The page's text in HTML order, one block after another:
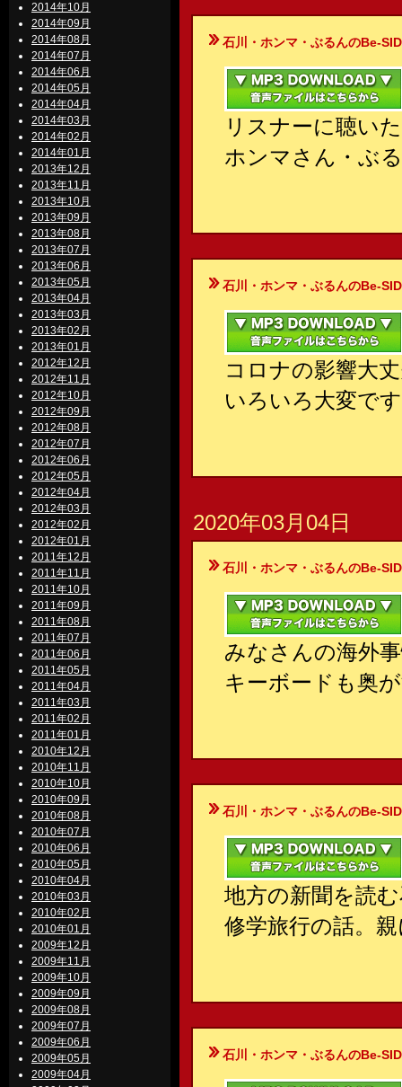
2014年10月
2014年09月
2014年08月
2014年07月
2014年06月
2014年05月
2014年04月
2014年03月
2014年02月
2014年01月
2013年12月
2013年11月
2013年10月
2013年09月
2013年08月
2013年07月
2013年06月
2013年05月
2013年04月
2013年03月
2013年02月
2013年01月
2012年12月
2012年11月
2012年10月
2012年09月
2012年08月
2012年07月
2012年06月
2012年05月
2012年04月
2012年03月
2012年02月
2012年01月
2011年12月
2011年11月
2011年10月
2011年09月
2011年08月
2011年07月
2011年06月
2011年05月
2011年04月
2011年03月
2011年02月
2011年01月
2010年12月
2010年11月
2010年10月
2010年09月
2010年08月
2010年07月
2010年06月
2010年05月
2010年04月
2010年03月
2010年02月
2010年01月
2009年12月
2009年11月
2009年10月
2009年09月
2009年08月
2009年07月
2009年06月
2009年05月
2009年04月
石川・ホンマ・ぶるんのBe-
リスナーに聴い
ホンマさん・ぶ
石川・ホンマ・ぶるんのBe-
コロナの影響大
いろいろ大変で
2020年03月04日
石川・ホンマ・ぶるんのBe-
みなさんの海外
キーボードも奥
石川・ホンマ・ぶるんのBe-
地方の新聞を読
修学旅行の話。
石川・ホンマ・ぶるんのBe-